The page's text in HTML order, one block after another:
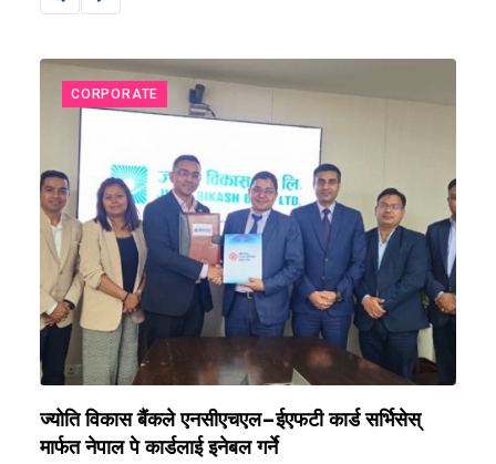
CORPORATE
ज्योति विकास बैंकले एनसीएचएल–ईएफटी कार्ड सर्भिसेस्
मार्फत नेपाल पे कार्डलाई इनेबल गर्ने